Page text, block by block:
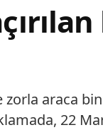
araca
22